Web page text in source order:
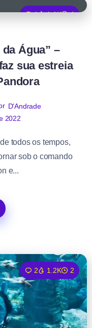
1 1.1K
4
Água” –
sua estreia
D'Andrade
2022
todos os tempos,
sob o comando
e...
2 1.2K 2